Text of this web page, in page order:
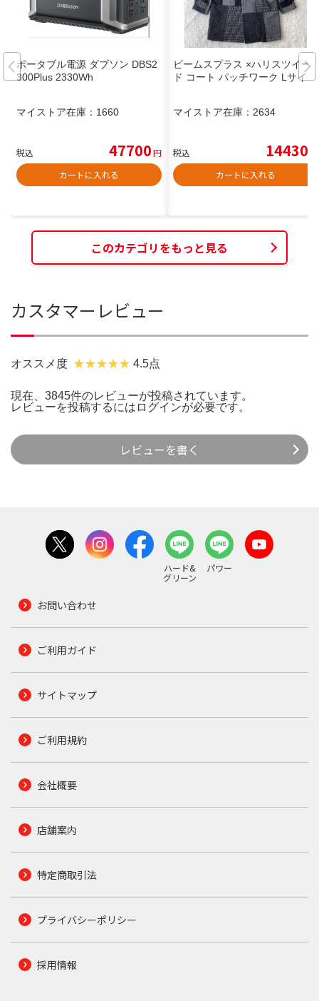
ポータブル電源 ダブソン DBS2
300Plus 2330Wh
マイストア在庫： 1660
税込 47700円
カートに入れる
ビームスプラス ×ハリスツイー
ド コート パッチワーク Lサイズ
マイストア在庫： 2634
税込 14430
カートに入れる
このカテゴリをもっと見る
カスタマーレビュー
オススメ度 4.5点
現在、3845件のレビューが投稿されています。
レビューを投稿するには ログインが必要です。
レビューを書く
ハード&
グリーン
パワー
お問い合わせ
ご利用ガイド
サイトマップ
ご利用規約
会社概要
店舗案内
特定商取引法
プライバシーポリシー
採用情報